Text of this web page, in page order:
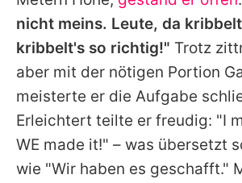
Utiq verwalten
nicht meins. Leute, da
kribbelt's so richtig!" Trotz
aber mit der nötigen Portion
meisterte er die Aufgabe
Erleichtert teilte er freudig: "I
WE made it!" – was übersetzt
wie "Wir haben es geschafft."